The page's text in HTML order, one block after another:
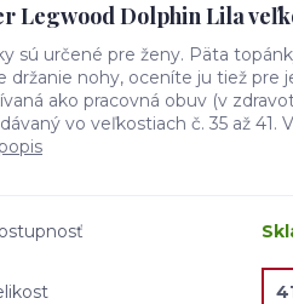
Legwood Dolphin Lila
sú určené pre ženy. Päta
držanie nohy, oceníte ju tiež pre
ako pracovná obuv (v
vo veľkostiach č. 35 až 41.